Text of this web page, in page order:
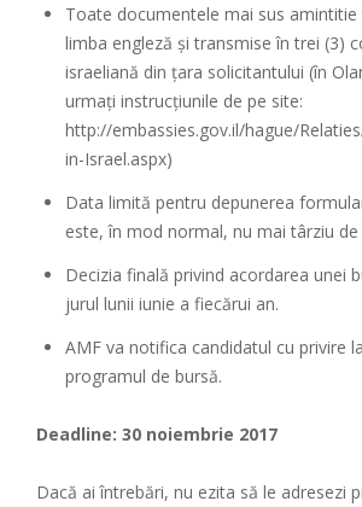
Toate documentele mai sus
limba engleză și transmise în trei (3)
israeliană din țara solicitantului (în
urmați instrucțiunile de pe site:
http://embassies.gov.il/hague/
in-Israel.aspx)
Data limită pentru depunerea
este, în mod normal, nu mai târziu
Decizia finală privind acordarea unei
jurul lunii iunie a fiecărui an.
AMF va notifica candidatul cu privire
programul de bursă.
Deadline: 30 noiembrie 2017
Dacă ai întrebări, nu ezita să le adresezi